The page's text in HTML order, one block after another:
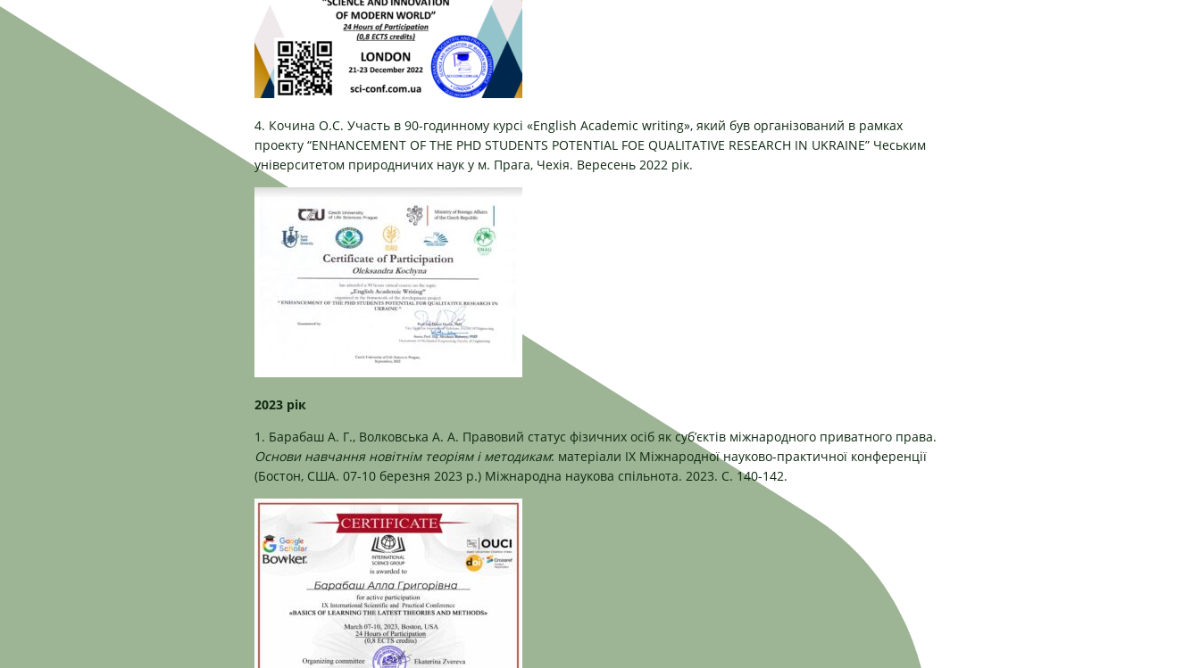
4. Кочина О.С. Участь в 90-годинному курсі «English Academic writing», який був організований в рамках
проекту “ENHANCEMENT OF THE PHD STUDENTS POTENTIAL FOE QUALITATIVE RESEARCH IN UKRAINE” Чеським
університетом природничих наук у м. Прага, Чехія. Вересень 2022 рік.
2023 рік
1. Барабаш А. Г., Волковська А. А. Правовий статус фізичних осіб як суб’єктів міжнародного приватного права.
Основи навчання новітнім теоріям і методикам: матеріали ІХ Міжнародної науково-практичної конференції
(Бостон, США. 07-10 березня 2023 р.) Міжнародна наукова спільнота. 2023. С. 140-142.